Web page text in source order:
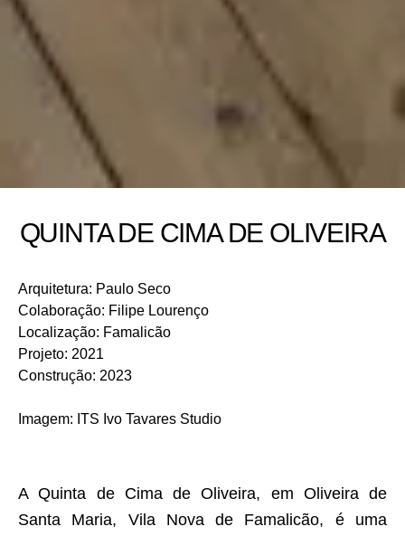
QUINTA DE CIMA DE OLIVEIRA
A Quinta de Cima de Oliveira, em Oliveira de
Santa Maria, Vila Nova de Famalicão, é uma
Arquitetura: Paulo Seco
Colaboração: Filipe Lourenço
Localização: Famalicão
Projeto: 2021
Construção: 2023
Imagem: ITS Ivo Tavares Studio